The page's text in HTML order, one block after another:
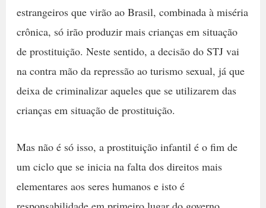
estrangeiros que virão ao Brasil, combinada à miséria
crônica, só irão produzir mais crianças em situação
de prostituição. Neste sentido, a decisão do STJ vai
na contra mão da repressão ao turismo sexual, já que
deixa de criminalizar aqueles que se utilizarem das
crianças em situação de prostituição.
Mas não é só isso, a prostituição infantil é o fim de
um ciclo que se inicia na falta dos direitos mais
elementares aos seres humanos e isto é